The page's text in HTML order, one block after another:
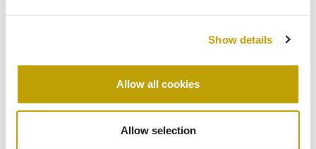
Show details
Allow all cookies
Allow selection